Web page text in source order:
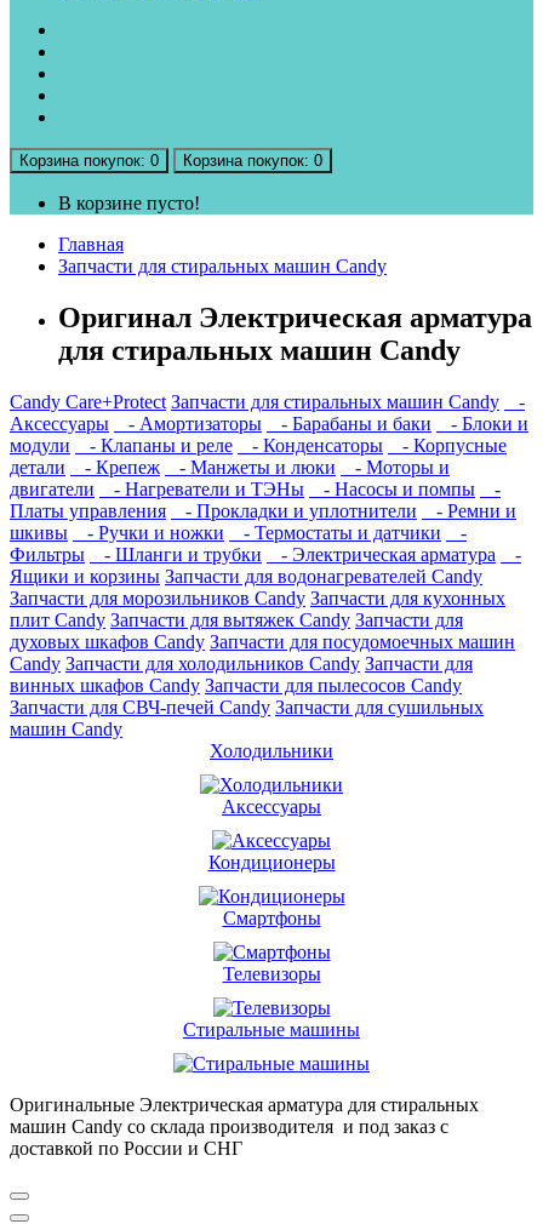
Корзинапокупок: 0 Корзинапокупок: 0
В корзине пусто!
Главная
Запчасти для стиральных машин Candy
Оригинал Электрическая арматура
для стиральных машин Candy
Candy Care+Protect Запчасти для стиральных машин Candy
-
Аксессуары
- Амортизаторы - Барабаны и баки
- Блоки и
модули
- Клапаны и реле - Конденсаторы
- Корпусные
детали
- Крепеж - Манжеты и люки
- Моторы и
двигатели
- Нагреватели и ТЭНы - Насосы и помпы
-
Платы управления
- Прокладки и уплотнители
- Ремни и
шкивы
- Ручки и ножки - Термостаты и датчики
-
Фильтры
- Шланги и трубки - Электрическая арматура
-
Ящики и корзины Запчасти для водонагревателей Candy
Запчасти для морозильников Candy Запчасти для кухонных
плит Candy Запчасти для вытяжек Candy Запчасти для
духовых шкафов Candy Запчасти для посудомоечных машин
Candy Запчасти для холодильников Candy Запчасти для
винных шкафов Candy Запчасти для пылесосов Candy
Запчасти для СВЧ-печей Candy Запчасти для сушильных
машин Candy
Холодильники
Аксессуары
Кондиционеры
Смартфоны
Телевизоры
Стиральные машины
Оригинальные Электрическая арматура для стиральных
машин Candy со склада производителя и под заказ с
доставкой по России и СНГ